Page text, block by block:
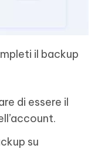
il backup
di essere il
su